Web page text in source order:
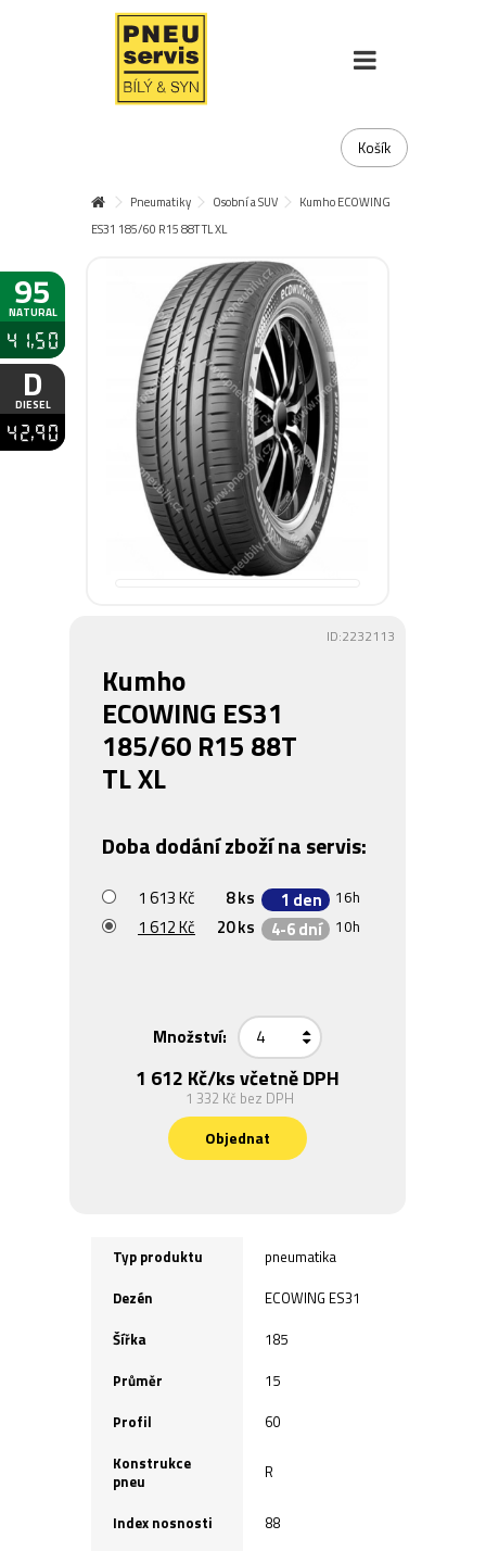
95
NATURAL
41,50
D
DIESEL
42,90
Košík
Pneumatiky Osobní a SUV
Kumho ECOWING
ES31 185/60 R15 88T TL XL
ID:2232113
Kumho
ECOWING ES31
185/60 R15 88T
TL XL
Doba dodání zboží na servis:
1 613 Kč 8 ks 1 den 16h
1 612 Kč 20 ks 4-6 dní 10h
Množství:
1 612 Kč/ks včetně DPH
1 332 Kč bez DPH
Objednat
Typ produktu
pneumatika
Dezén
ECOWING ES31
Šířka
185
Průměr
15
Profil
60
Konstrukce
pneu
R
Index nosnosti
88